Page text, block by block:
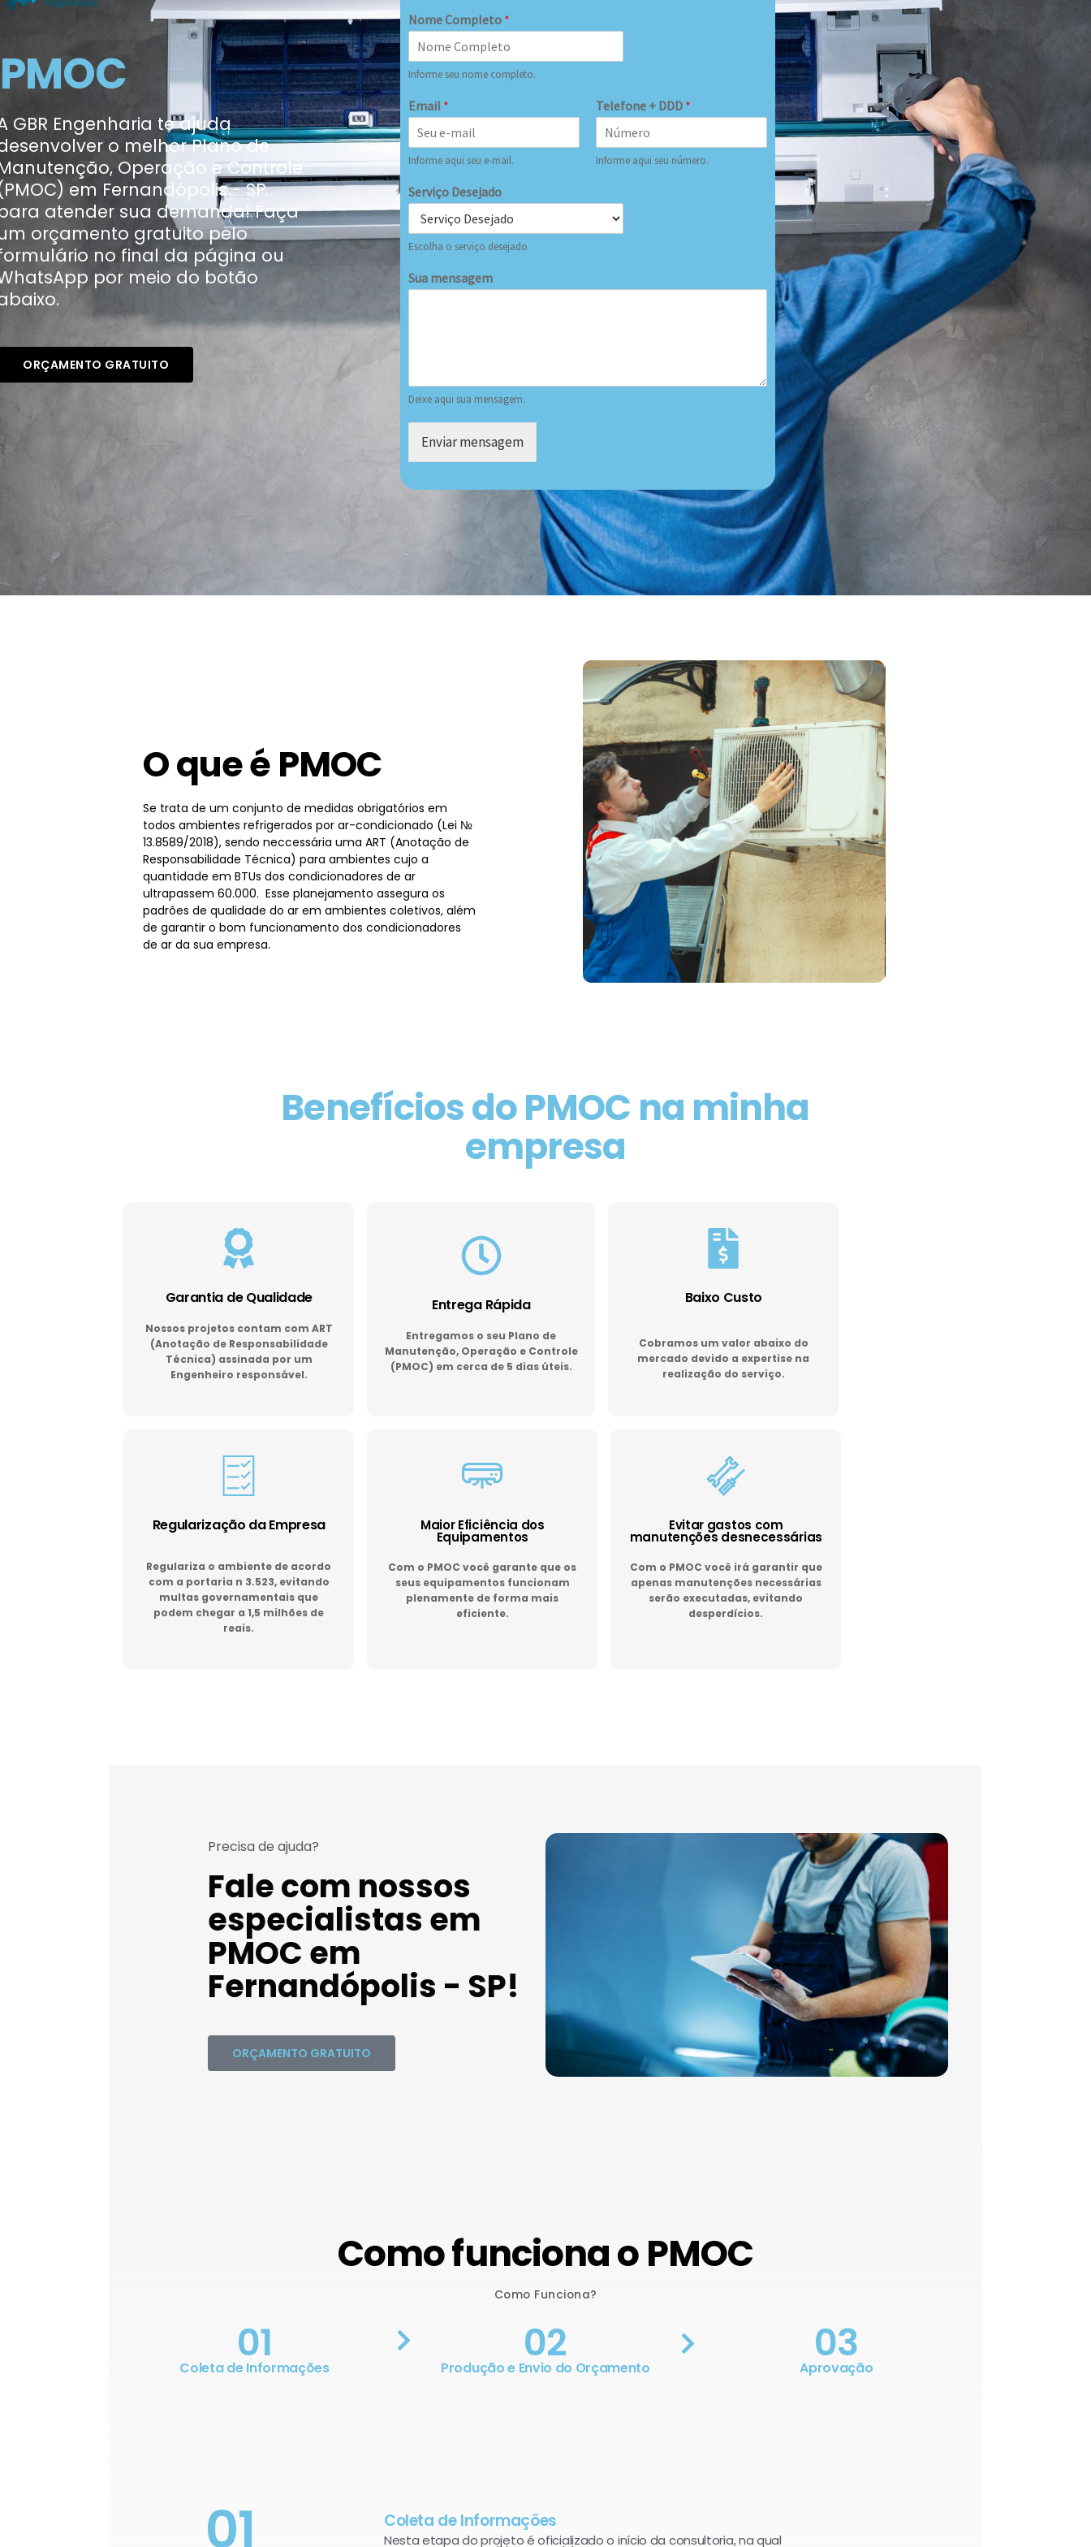
PMOC
GBR Engenharia te ajuda
o melhor Plano de
Operação e Controle
em Fernandópolis - SP.
atender sua demanda! Faça
orçamento gratuito pelo
no final da página ou
por meio do botão
ORÇAMENTO GRATUITO
Nome Completo *
Informe seu nome completo.
Email *
Informe aqui seu e-mail.
Telefone + DDD *
Informe aqui seu número.
Serviço Desejado
Escolha o serviço desejado
Sua mensagem
Deixe aqui sua mensagem.
Enviar mensagem
O que é PMOC
Se trata de um conjunto de medidas obrigatórios em
todos ambientes refrigerados por ar-condicionado (Lei №
13.8589/2018), sendo neccessária uma ART (Anotação de
Responsabilidade Técnica) para ambientes cujo a
quantidade em BTUs dos condicionadores de ar
ultrapassem 60.000. Esse planejamento assegura os
padrões de qualidade do ar em ambientes coletivos, além
de garantir o bom funcionamento dos condicionadores
de ar da sua empresa.
Benefícios do PMOC na minha
empresa
Garantia de Qualidade
Nossos projetos contam com ART
(Anotação de Responsabilidade
Técnica) assinada por um
Engenheiro responsável.
Entrega Rápida
Entregamos o seu Plano de
Manutenção, Operação e Controle
(PMOC) em cerca de 5 dias úteis.
Baixo Custo
Cobramos um valor abaixo do
mercado devido a expertise na
realização do serviço.
Regularização da Empresa
Regulariza o ambiente de acordo
com a portaria n 3.523, evitando
multas governamentais que
podem chegar a 1,5 milhões de
reais.
Maior Eficiência dos
Equipamentos
Com o PMOC você garante que os
seus equipamentos funcionam
plenamente de forma mais
eficiente.
Evitar gastos com
manutenções desnecessárias
Com o PMOC você irá garantir que
apenas manutenções necessárias
serão executadas, evitando
desperdícios.
Precisa de ajuda?
Fale com nossos
especialistas em
PMOC em
Fernandópolis - SP!
ORÇAMENTO GRATUITO
Como funciona o PMOC
Como Funciona?
01
Coleta de Informações 02
Produção e Envio do Orçamento 03
Aprovação
01 Coleta de Informações
Nesta etapa do projeto é oficializado o início da consultoria, na qual